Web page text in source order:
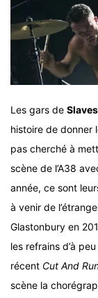
Les gars de Slaves
histoire de donner
pas cherché à
scène de l’A38
année, ce sont
à venir de
Glastonbury en
les refrains d’à
récent Cut And
scène la